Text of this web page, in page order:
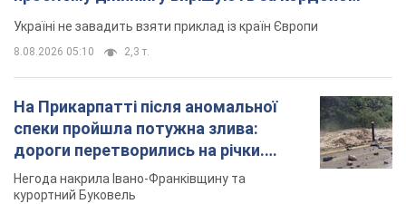
Україні не завадить взяти приклад із країн Європи
8.08.2026 05:10 2,3 т.
На Прикарпатті після аномальної
спеки пройшла потужна злива:
дороги перетворились на річки.
Відео
Негода накрила Івано-Франківщину та
курортний Буковель